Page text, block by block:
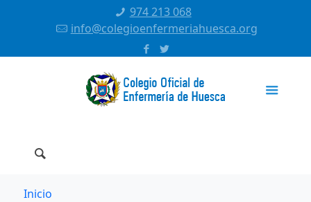
974 213 068
info@colegioenfermeriahuesca.org
Inicio